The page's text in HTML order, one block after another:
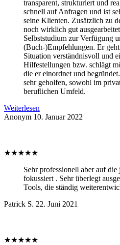
transparent, strukturiert und
schnell auf Anfragen und ist
seine Klienten. Zusätzlich zu
noch wirklich gut
Selbststudium zur Verfügung
(Buch-)Empfehlungen. Er
Situation verständnisvoll und
Hilfestellungen bzw. schlägt
die er einordnet und
sehr geholfen, sowohl im
beruflichen Umfeld.
Weiterlesen
Anonym 10. Januar 2022
★★★★★
Sehr professionell aber auf
fokussiert . Sehr überlegt
Tools, die ständig
Patrick S. 22. Juni 2021
★★★★★